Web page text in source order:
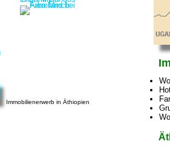
Immobilienerwerb in Äthiopien